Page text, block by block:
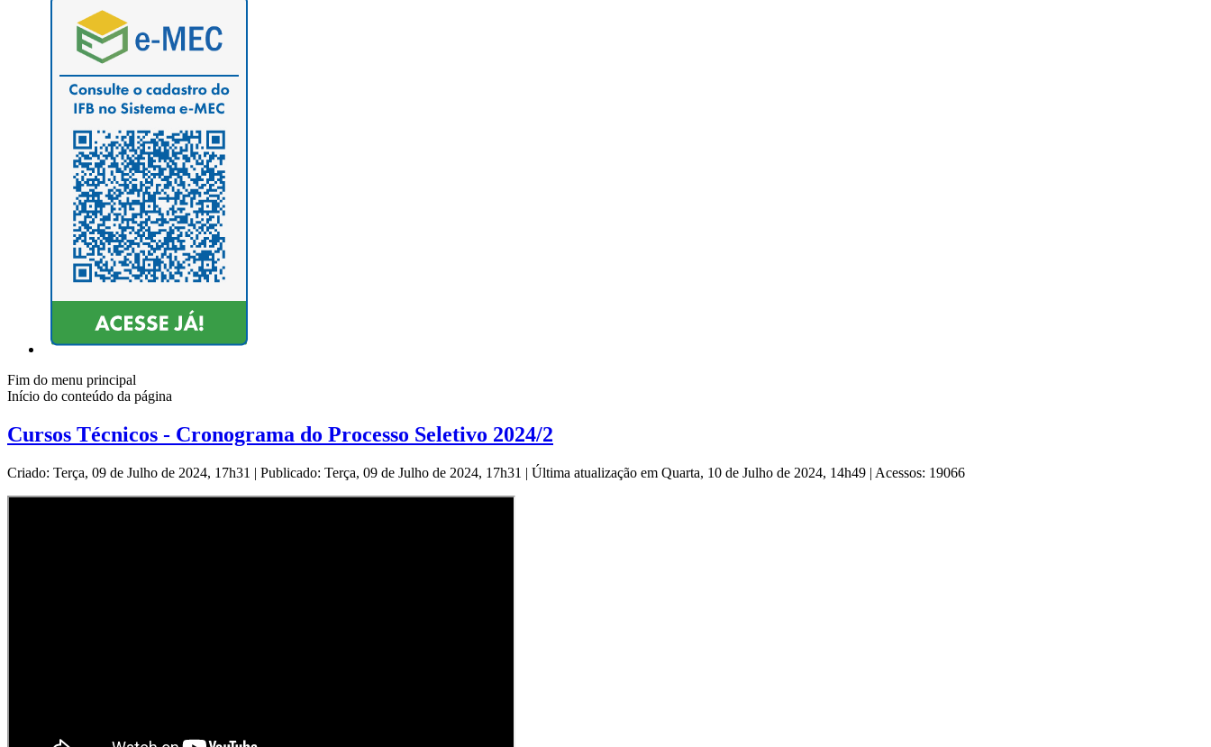
Fim do menu principal
Início do conteúdo da página
Cursos Técnicos - Cronograma do Processo Seletivo 2024/2
Criado: Terça, 09 de Julho de 2024, 17h31 | Publicado: Terça, 09 de Julho de 2024, 17h31 | Última atualização em Quarta, 10 de Julho de 2024, 14h49 | Acessos: 19066